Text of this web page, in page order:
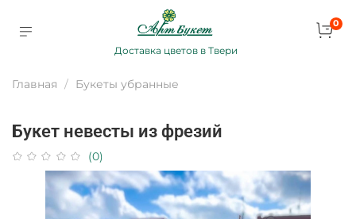
Доставка цветов в Твери
0
Главная Букеты убранные
Букет невесты из фрезий
(0)